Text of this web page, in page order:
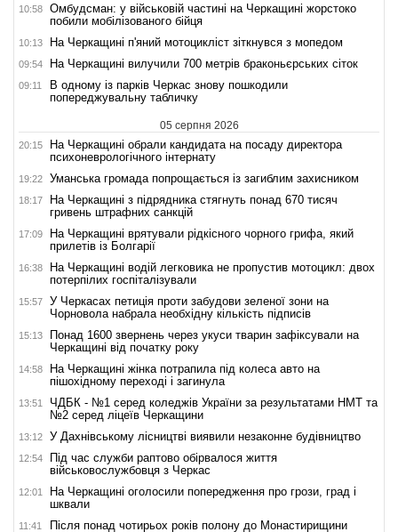
10:58
Омбудсман: у військовій частині на Черкащині жорстоко
побили мобілізованого бійця
10:13 На Черкащині п'яний мотоцикліст зіткнувся з мопедом
09:54 На Черкащині вилучили 700 метрів браконьєрських сіток
09:11
В одному із парків Черкас знову пошкодили
попереджувальну табличку
05 серпня 2026
20:15
На Черкащині обрали кандидата на посаду директора
психоневрологічного інтернату
19:22 Уманська громада попрощається із загиблим захисником
18:17
На Черкащині з підрядника стягнуть понад 670 тисяч
гривень штрафних санкцій
17:09
На Черкащині врятували рідкісного чорного грифа, який
прилетів із Болгарії
16:38
На Черкащині водій легковика не пропустив мотоцикл: двох
потерпілих госпіталізували
15:57
У Черкасах петиція проти забудови зеленої зони на
Чорновола набрала необхідну кількість підписів
15:13
Понад 1600 звернень через укуси тварин зафіксували на
Черкащині від початку року
14:58
На Черкащині жінка потрапила під колеса авто на
пішохідному переході і загинула
13:51
ЧДБК - №1 серед коледжів України за результатами НМТ та
№2 серед ліцеїв Черкащини
13:12 У Дахнівському лісництві виявили незаконне будівництво
12:54
Під час служби раптово обірвалося життя
військовослужбовця з Черкас
12:01
На Черкащині оголосили попередження про грози, град і
шквали
11:41
Після понад чотирьох років полону до Монастирищини